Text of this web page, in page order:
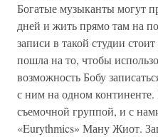
Богатые музыканты могут
дней и жить прямо там на
записи в такой студии
пошла на то, чтобы
возможность Бобу
с ним на одном
съемочной группой, и с
«Eurythmics» Ману Жиот.